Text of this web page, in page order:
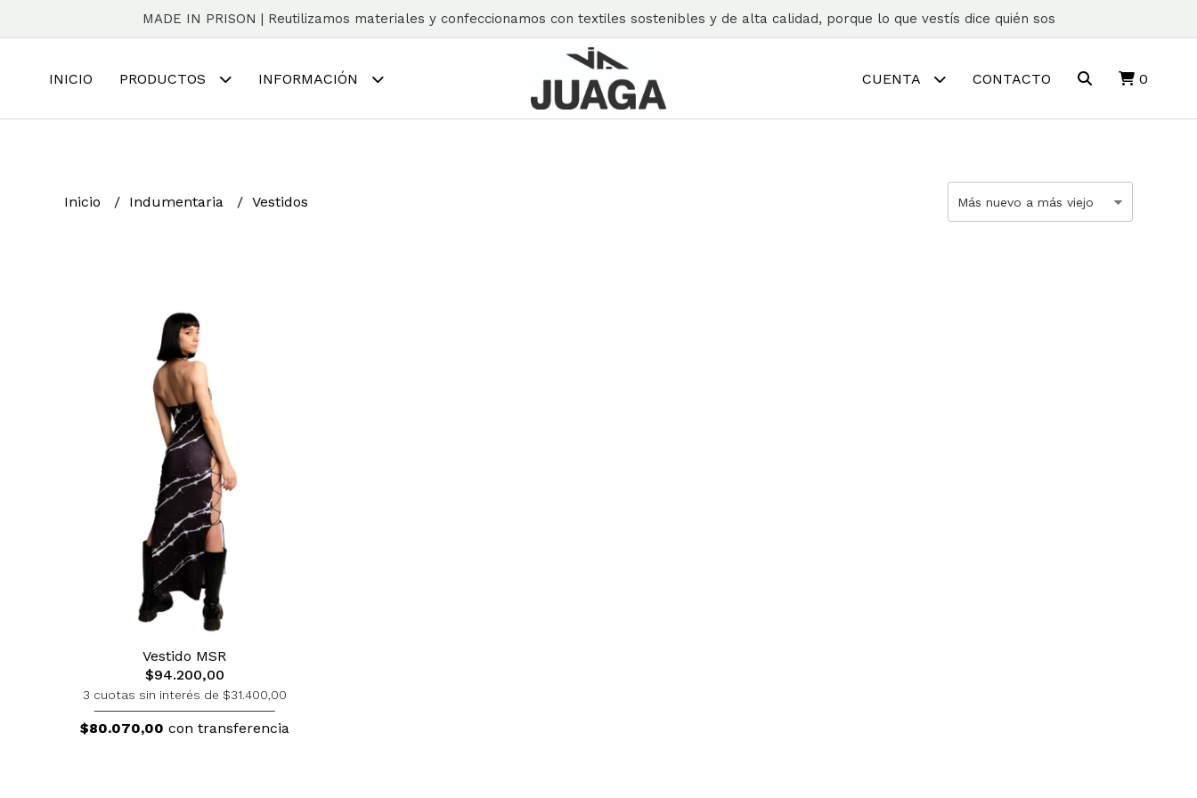
MADE IN PRISON | Reutilizamos materiales y confeccionamos con textiles sostenibles y de alta calidad, porque lo que vestís dice quién sos
INICIO PRODUCTOS INFORMACIÓN CUENTA CONTACTO 0
Inicio Indumentaria Vestidos
Vestido MSR
$94.200,00
3 cuotas sin interés de $31.400,00
$80.070,00 con transferencia